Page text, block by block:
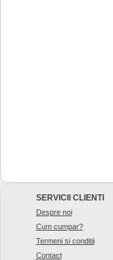
SERVICII CLIENTI
Despre noi
Cum cumpar?
Termeni si conditii
Contact